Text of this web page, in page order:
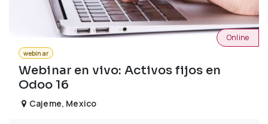
webinar
Webinar en vivo: Activos fijos en
Odoo 16
Online
Cajeme, Mexico